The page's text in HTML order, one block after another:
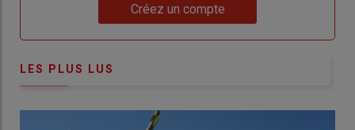
Créez un compte
LES PLUS LUS